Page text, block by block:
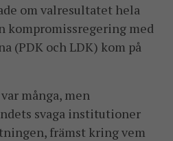
om valresultatet hela
kompromissregering med
(PDK och LDK) kom på
många, men
svaga institutioner
främst kring vem